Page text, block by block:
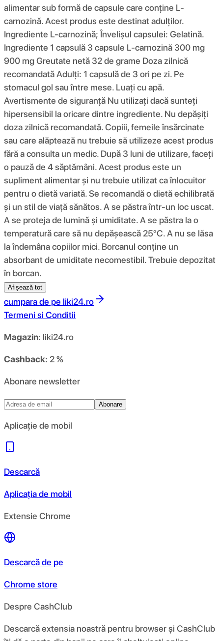
alimentar sub formă de capsule care conține L-
carnozină. Acest produs este destinat adulților.
Ingrediente L-carnozină; Învelișul capsulei: Gelatină.
Ingrediente 1 capsulă 3 capsule L-carnozină 300 mg
900 mg Greutate netă 32 de grame Doza zilnică
recomandată Adulți: 1 capsulă de 3 ori pe zi. Pe
stomacul gol sau între mese. Luați cu apă.
Avertismente de siguranță Nu utilizați dacă sunteți
hipersensibil la oricare dintre ingrediente. Nu depășiți
doza zilnică recomandată. Copiii, femeile însărcinate
sau care alăptează nu trebuie să utilizeze acest produs
fără a consulta un medic. După 3 luni de utilizare, faceți
o pauză de 4 săptămâni. Acest produs este un
supliment alimentar și nu trebuie utilizat ca înlocuitor
pentru o dietă variată. Se recomandă o dietă echilibrată
și un stil de viață sănătos. A se păstra într-un loc uscat.
A se proteja de lumină și umiditate. A se păstra la o
temperatură care să nu depășească 25°C. A nu se lăsa
la îndemâna copiilor mici. Borcanul conține un
absorbant de umiditate necomestibil. Trebuie depozitat
în borcan.
Afișează tot
cumpara de pe liki24.ro
Termeni si Conditii
Magazin: liki24.ro
Cashback: 2 %
Abonare newsletter
Abonare
Aplicație de mobil
Descarcă
Aplicația de mobil
Extensie Chrome
Descarcă de pe
Chrome store
Despre CashClub
Descarcă extensia noastră pentru browser și CashClub